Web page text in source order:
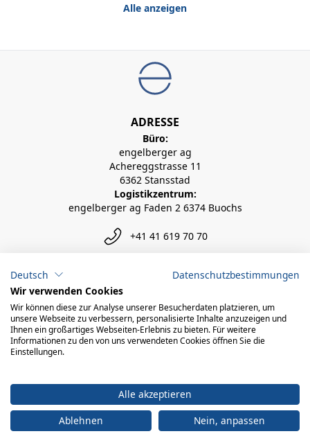
Alle anzeigen
ADRESSE
Büro:
engelberger ag
Achereggstrasse 11
6362 Stansstad
Logistikzentrum:
engelberger ag Faden 2 6374 Buochs
+41 41 619 70 70
info@engelberger.ch
© 2026 engelberger ag
powered by polynorm
Deutsch
Datenschutzbestimmungen
Wir verwenden Cookies
Wir können diese zur Analyse unserer Besucherdaten platzieren, um
unsere Webseite zu verbessern, personalisierte Inhalte anzuzeigen und
Ihnen ein großartiges Webseiten-Erlebnis zu bieten. Für weitere
Informationen zu den von uns verwendeten Cookies öffnen Sie die
Einstellungen.
Alle akzeptieren
Ablehnen
Nein, anpassen